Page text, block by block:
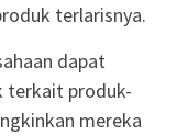
terlarisnya.
dapat
terkait produk-
mereka